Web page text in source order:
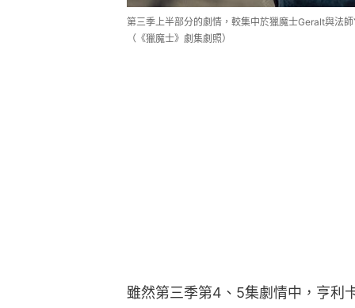
第三季上半部分的劇情，較集中於獵魔士Geralt與法
（《獵魔士》劇集劇照）
雖然第三季第4、5集劇情中，亨利